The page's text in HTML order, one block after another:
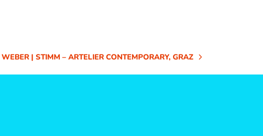
NÄCHSTER
BEITRAG:
WEBER | STIMM – ARTELIER CONTEMPORARY, GRAZ